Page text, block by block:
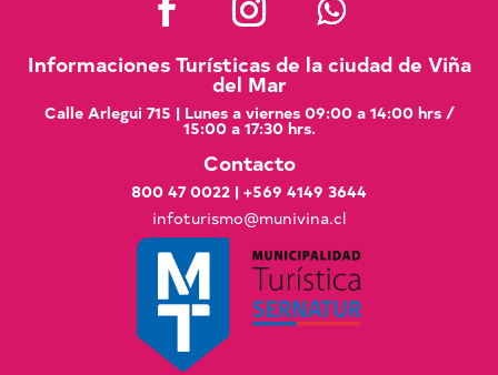
Informaciones Turísticas de la ciudad de Viña
del Mar
Calle Arlegui 715 | Lunes a viernes 09:00 a 14:00 hrs /
15:00 a 17:30 hrs.
Contacto
800 47 0022 | +569 4149 3644
infoturismo@munivina.cl